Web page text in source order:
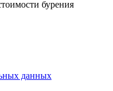
бурения
данных